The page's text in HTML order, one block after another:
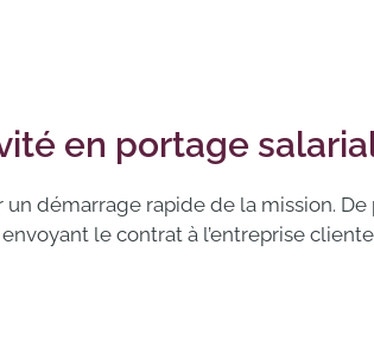
en portage
démarrage rapide de la mission. De
le contrat à l’entreprise cliente